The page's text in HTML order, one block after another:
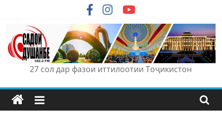
content
27 сол дар фазои иттилоотии Тоҷикистон